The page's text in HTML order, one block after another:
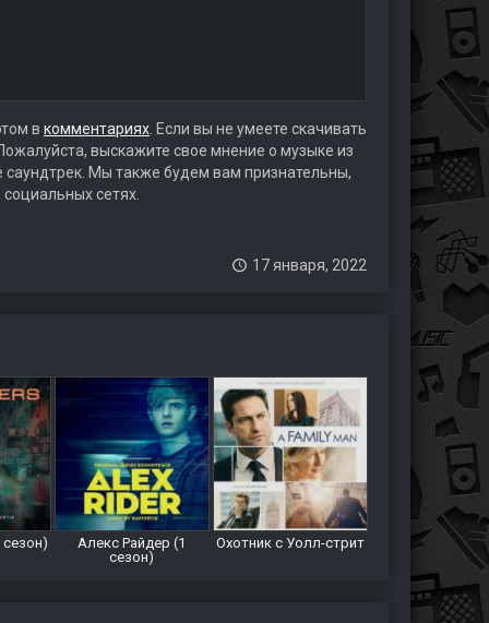
в комментариях. Если вы не умеете скачивать
выскажите свое мнение о музыке из
саундтрек. Мы также будем вам признательны,
сетях.
17 января, 2022
Алекс Райдер (1
сезон)
Охотник с Уолл-стрит